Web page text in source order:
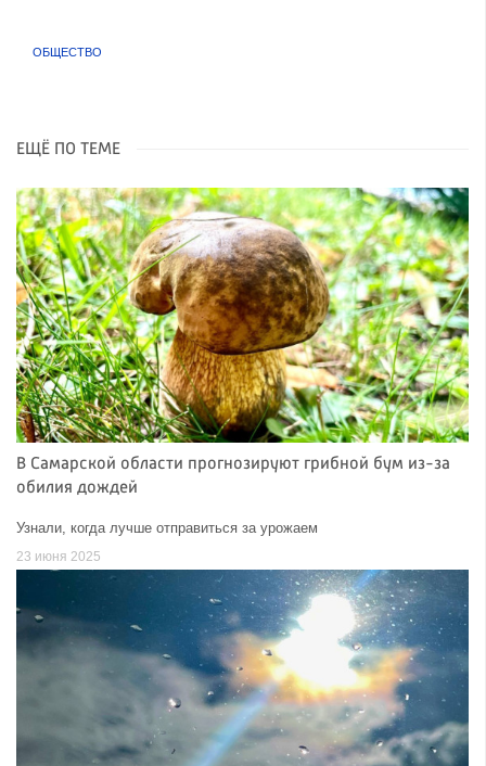
ОБЩЕСТВО
ЕЩЁ ПО ТЕМЕ
В Самарской области прогнозируют грибной бум из-за
обилия дождей
Узнали, когда лучше отправиться за урожаем
23 июня 2025